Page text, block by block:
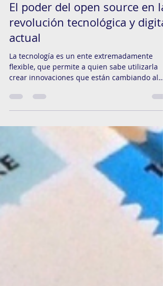
RoninPR
Oct 11, 2022
El poder del open source en la
revolución tecnológica y digital
actual
La tecnología es un ente extremadamente
crear innovaciones que están cambiando al
mundo....